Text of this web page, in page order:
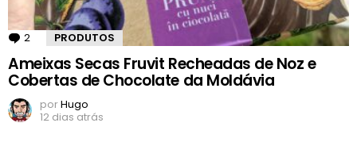
2 Comentários
PRODUTOS
Ameixas Secas Fruvit Recheadas de Noz e
Cobertas de Chocolate da Moldávia
porHugo
12 dias atrás